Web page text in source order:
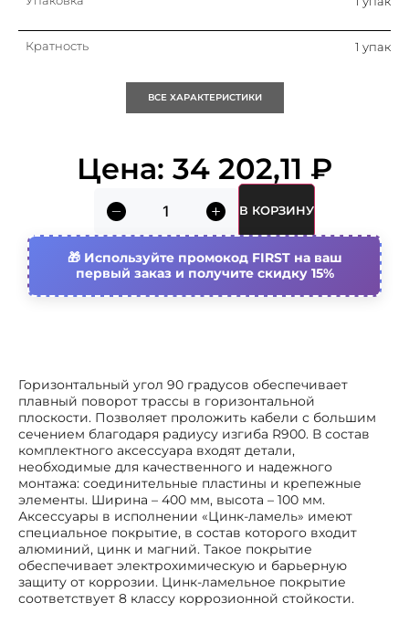
Горизонтальный угол 90 градусов обеспечивает
плавный поворот трассы в горизонтальной
плоскости. Позволяет проложить кабели с большим
сечением благодаря радиусу изгиба R900. В состав
комплектного аксессуара входят детали,
необходимые для качественного и надежного
монтажа: соединительные пластины и крепежные
элементы. Ширина – 400 мм, высота – 100 мм.
Аксессуары в исполнении «Цинк-ламель» имеют
специальное покрытие, в состав которого входит
алюминий, цинк и магний. Такое покрытие
обеспечивает электрохимическую и барьерную
защиту от коррозии. Цинк-ламельное покрытие
соответствует 8 классу коррозионной стойкости.
Кратность 1 упак
Тип бокового профиля
Вид/ марка материала
профиль
Защитное покрытие поверхности
Цинк-ламельное
покрытие
целостности цепи
(огнестойкость)
Внутр. радиус 900 мм
Исполнение изгиба
Изменение направления Горизонтальн.
Высота лестничного лотка
(боковой стенки)
ВСЕ ХАРАКТЕРИСТИКИ
Цена: 34 202,11 ₽
В КОРЗИНУ
Используйте промокод FIRST на ваш
первый заказ и получите скидку 15%